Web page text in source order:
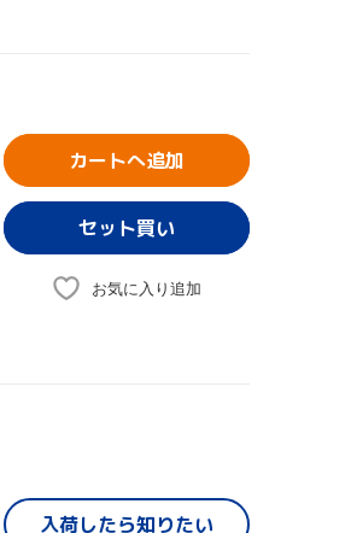
カートへ追加
お気に入り追加
入荷したら知りたい